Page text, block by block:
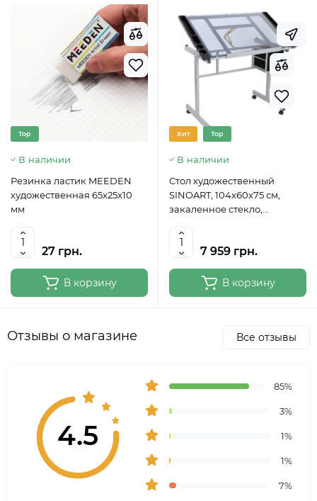
Top
В наличии
Резинка ластик MEEDEN
художественная 65x25x10
мм
27 грн.
В корзину
Хит Top
В наличии
Стол художественный
SINOART, 104x60x75 см,
закаленное стекло,
7 959 грн.
В корзину
Отзывы о магазине Все отзывы
4.5
85%
3%
1%
1%
7%